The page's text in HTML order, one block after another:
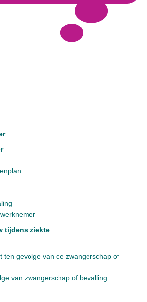
tijdens ziekte
ten gevolge van de zwangerschap of
van zwangerschap of bevalling